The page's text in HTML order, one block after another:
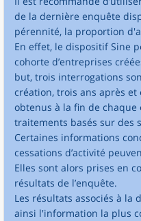
de la dernière enquête
pérennité, la proportion
En effet, le dispositif Sine
cohorte d’entreprises
but, trois interrogations
création, trois ans après
obtenus à la fin de chaque
traitements basés sur des
Certaines informations
cessations d’activité
Elles sont alors prises en
résultats de l’enquête.
Les résultats associés à
ainsi l'information la plus